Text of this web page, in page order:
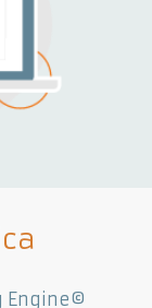
Engine©